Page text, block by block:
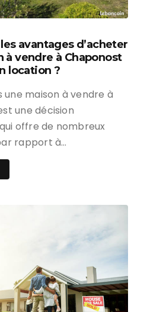
avantages d’acheter
à vendre à Chaponost
location ?
une maison à vendre à
une décision
offre de nombreux
rapport à…